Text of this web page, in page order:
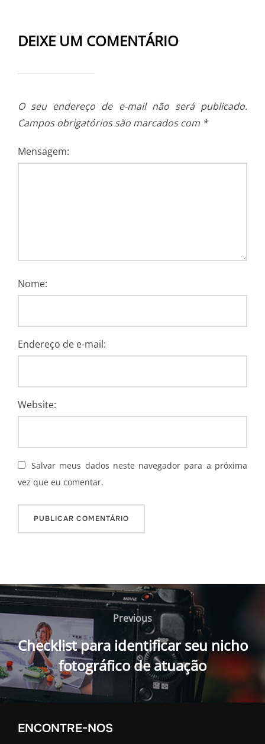
DEIXE UM COMENTÁRIO
O seu endereço de e-mail não será publicado.
Campos obrigatórios são marcados com *
Mensagem:
Nome:
Endereço de e-mail:
Website:
Salvar meus dados neste navegador para a próxima
vez que eu comentar.
Navegação
de
Post
Previous
Previous
Checklist para identificar seu nicho
fotográfico de atuação
ENCONTRE-NOS